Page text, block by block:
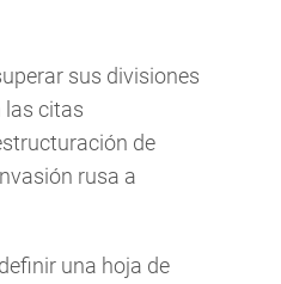
sus divisiones
las citas
de
rusa a
una hoja de